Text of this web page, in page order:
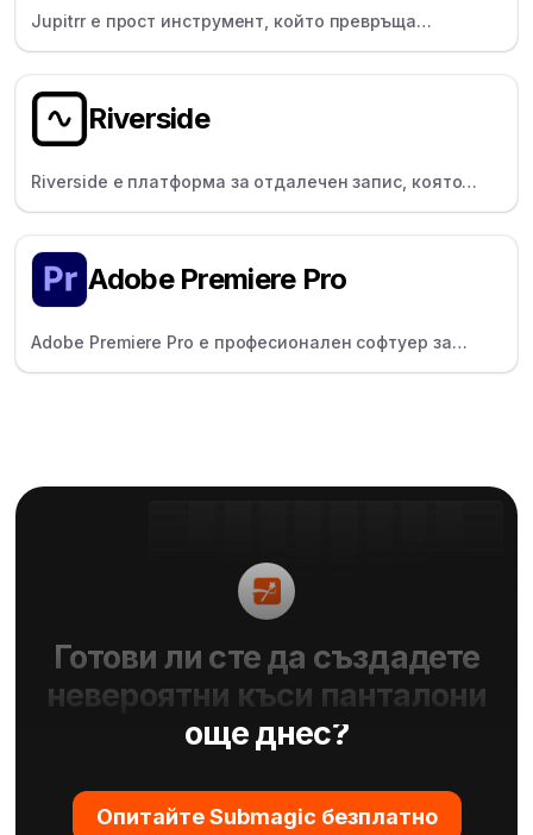
Jupitrr е прост инструмент, който превръща
аудиоклиповете в споделени видеоклипове с
Riverside
Riverside е платформа за отдалечен запис, която
осигурява локален, ясен звук/видео, идеален за
Adobe Premiere Pro
Adobe Premiere Pro е професионален софтуер за
редактиране на видео за професионалисти и
Готови ли сте да създадете
невероятни къси панталони
още днес?
Опитайте Submagic безплатно